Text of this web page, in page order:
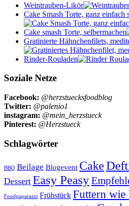
Weintrauben-Likör
Cake Smash Torte, ganz einfach
Cake smash Torte, selbermachen
Gratinierte Hähnchenfilets,
Rinder-Rouladen
Soziale Netze
Facebook: @herzstuecksfoodblog
Twitter: @palenio1
instagram: @mein_herzstueck
Pinterest: @Herzstueck
Schlagwörter
BBQ Beilage Blogevent Cake
Dessert Easy Peasy
Foodpaparazzi Frühstück Futtern wie